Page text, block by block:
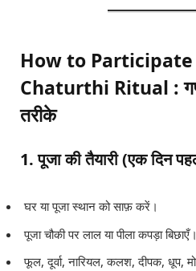
How to Participate
Chaturthi Ritual :
तरीके
1. पूजा की तैयारी (एक दिन
घर या पूजा स्थान को साफ़ करें।
पूजा चौकी पर लाल या पीला कपड़ा बिछाएँ।
फूल, दूर्वा, नारियल, कलश, दीपक, धूप,